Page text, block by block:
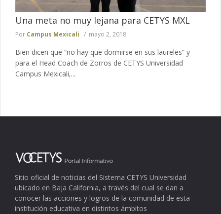
Una meta no muy lejana para CETYS MXL
Por Campus Mexicali mayo 2, 2018
Bien dicen que “no hay que dormirse en sus laureles” y
para el Head Coach de Zorros de CETYS Universidad
Campus Mexicali,...
Sitio oficial de noticias del Sistema CETYS Universidad
ubicado en Baja California, a través del cual se dan a
conocer las acciones y logros de la comunidad de esta
institución educativa en distintos ámbitos